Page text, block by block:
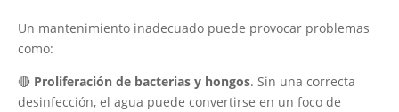
Un mantenimiento inadecuado puede provocar problemas
como:
🔴 Proliferación de bacterias y hongos. Sin una correcta
desinfección, el agua puede convertirse en un foco de